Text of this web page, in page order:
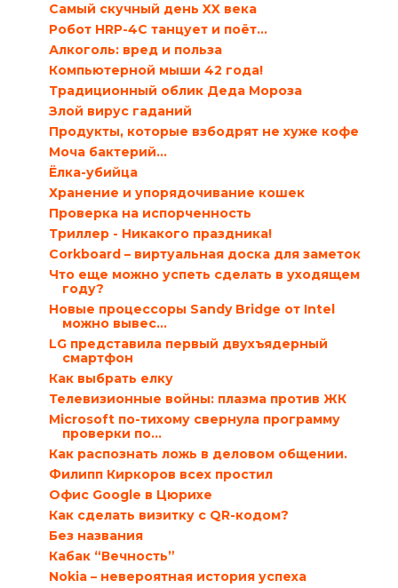
Самый скучный день XX века
Робот HRP-4C танцует и поёт…
Алкоголь: вред и польза
Компьютерной мыши 42 года!
Традиционный облик Деда Мороза
Злой вирус гаданий
Продукты, которые взбодрят не хуже кофе
Моча бактерий…
Ёлка-убийца
Хранение и упорядочивание кошек
Проверка на испорченность
Триллер - Никакого праздника!
Corkboard – виртуальная доска для заметок
Что еще можно успеть сделать в уходящем
году?
Новые процессоры Sandy Bridge от Intel
можно вывес...
LG представила первый двухъядерный
смартфон
Как выбрать елку
Телевизионные войны: плазма против ЖК
Microsoft по-тихому свернула программу
проверки по...
Как распознать ложь в деловом общении.
Филипп Киркоров всех простил
Офис Google в Цюрихе
Как сделать визитку с QR-кодом?
Без названия
Кабак “Вечность”
Nokia – невероятная история успеха